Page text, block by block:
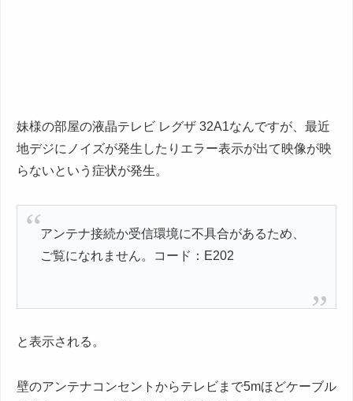
妹様の部屋の液晶テレビ レグザ 32A1なんですが、最近
地デジにノイズが発生したりエラー表示が出て映像が映
らないという症状が発生。
アンテナ接続か受信環境に不具合があるため、
ご覧になれません。コード：E202
と表示される。
壁のアンテナコンセントからテレビまで5mほどケーブル